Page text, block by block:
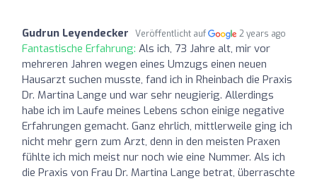
Gudrun Leyendecker Veröffentlicht auf 2 years ago
Fantastische Erfahrung: Als ich, 73 Jahre alt, mir vor
mehreren Jahren wegen eines Umzugs einen neuen
Hausarzt suchen musste, fand ich in Rheinbach die Praxis
Dr. Martina Lange und war sehr neugierig. Allerdings
habe ich im Laufe meines Lebens schon einige negative
Erfahrungen gemacht. Ganz ehrlich, mittlerweile ging ich
nicht mehr gern zum Arzt, denn in den meisten Praxen
fühlte ich mich meist nur noch wie eine Nummer. Als ich
die Praxis von Frau Dr. Martina Lange betrat, überraschte